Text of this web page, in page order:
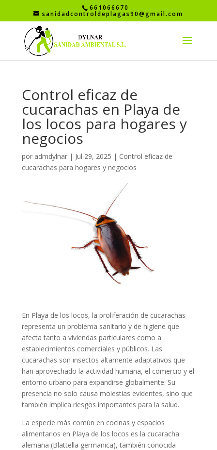
661066670
sanidadcontroldeplagas90@gmail.com
Control eficaz de
cucarachas en Playa de
los locos para hogares y
negocios
por admdylnar| Jul 29, 2025 | Control eficaz de
cucarachas para hogares y negocios
En Playa de los locos, la proliferación de cucarachas
representa un problema sanitario y de higiene que
afecta tanto a viviendas particulares como a
establecimientos comerciales y públicos. Las
cucarachas son insectos altamente adaptativos que
han aprovechado la actividad humana, el comercio y el
entorno urbano para expandirse globalmente. Su
presencia no solo causa molestias evidentes, sino que
también implica riesgos importantes para la salud.
La especie más común en cocinas y espacios
alimentarios en Playa de los locos es la cucaracha
alemana (Blattella germanica), también conocida